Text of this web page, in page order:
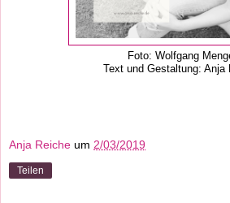
Foto: Wolfgang
Text und Gestaltung: Anja
Anja Reiche um 2/03/2019
Teilen